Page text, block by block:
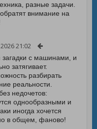
разные задачи.
внимание на
21:02
с машинами, и
затягивает.
разбирать
реальности.
недочетов:
однообразными и
иногда хочется
в общем, фаново!